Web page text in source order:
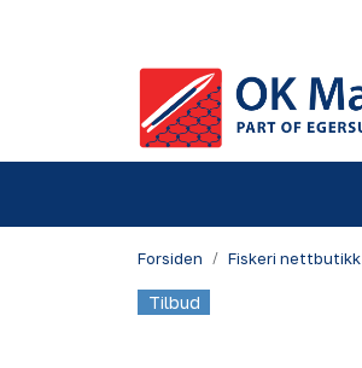
Forsiden Fiskeri nettbutikk
Tilbud